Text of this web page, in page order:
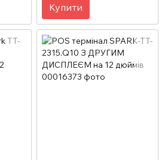
Купити